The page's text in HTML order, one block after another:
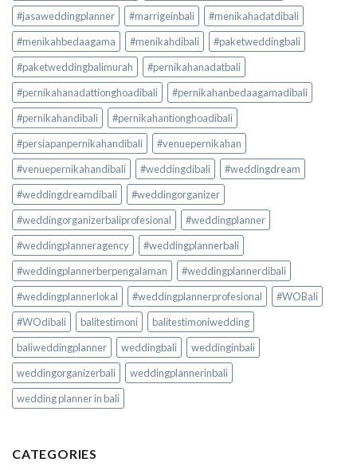
#jasaweddingplanner
#marrigeinbali
#menikahadatdibali
#menikahbedaagama
#menikahdibali
#paketweddingbali
#paketweddingbalimurah
#pernikahanadatbali
#pernikahanadattionghoadibali
#pernikahanbedaagamadibali
#pernikahandibali
#pernikahantionghoadibali
#persiapanpernikahandibali
#venuepernikahan
#venuepernikahandibali
#weddingdibali
#weddingdream
#weddingdreamdibali
#weddingorganizer
#weddingorganizerbaliprofesional
#weddingplanner
#weddingplanneragency
#weddingplannerbali
#weddingplannerberpengalaman
#weddingplannerdibali
#weddingplannerlokal
#weddingplannerprofesional
#WOBali
#WOdibali
balitestimoni
balitestimoniwedding
baliweddingplanner
weddingbali
weddinginbali
weddingorganizerbali
weddingplannerinbali
wedding planner in bali
CATEGORIES